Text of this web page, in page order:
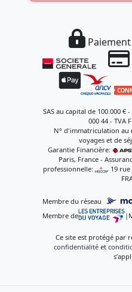
Paiement
SAS au capital de 100.000 € -
000 44 - TVA
N° d'immatriculation au
voyages et de
Garantie Financière:
Paris, France -
professionnelle:
, 19 rue
Membre du réseau
Membre de
|
Ce site est protégé par
confidentialité et